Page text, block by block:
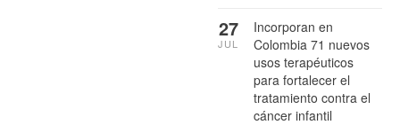
Incorporan en
Colombia 71 nuevos
usos terapéuticos
para fortalecer el
tratamiento contra el
cáncer infantil
27
JUL